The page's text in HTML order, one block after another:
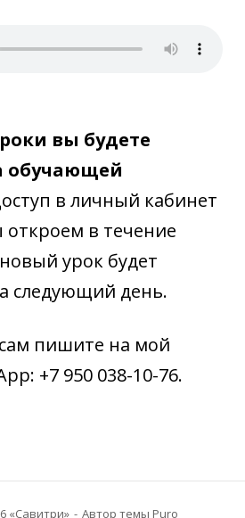
вы будете
обучающей
в личный кабинет
в течение
урок будет
следующий день.
пишите на мой
+7 950 038-10-76.
«Савитри» Автор темы Puro